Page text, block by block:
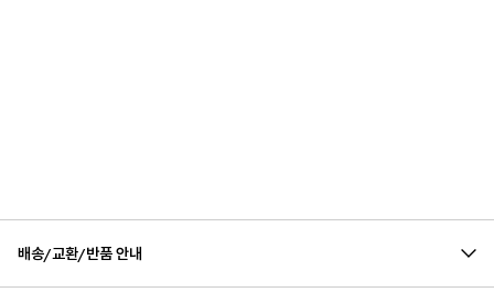
배송/교환/반품 안내